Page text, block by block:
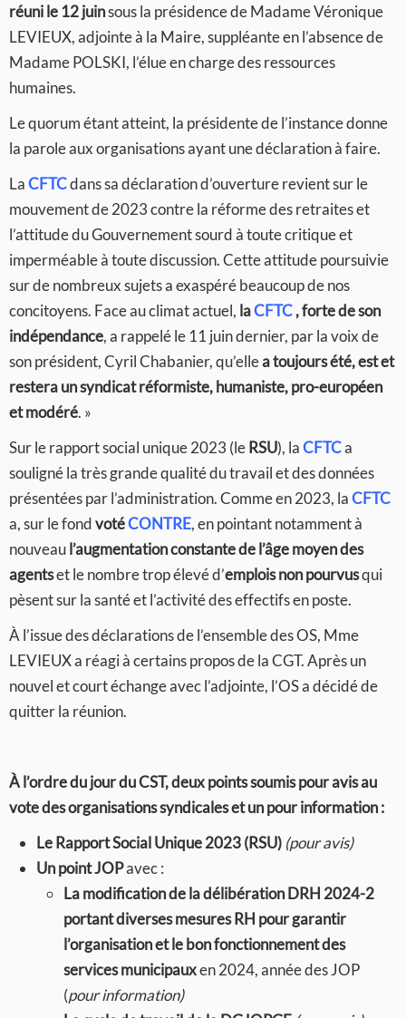
réuni le 12 juinsous la présidence de Madame Véronique
LEVIEUX, adjointe à la Maire, suppléante en l’absence de
Madame POLSKI, l’élue en charge des ressources
humaines.
Le quorum étant atteint, la présidente de l’instance donne
la parole aux organisations ayant une déclaration à faire.
LaCFTCdans sa déclaration d’ouverture revient sur le
mouvement de 2023 contre la réforme des retraites et
l’attitude du Gouvernement sourd à toute critique et
imperméable à toute discussion. Cette attitude poursuivie
sur de nombreux sujets a exaspéré beaucoup de nos
concitoyens. Face au climat actuel, laCFTC, forte de son
indépendance, a rappelé le 11 juin dernier, par la voix de
son président, Cyril Chabanier, qu’ellea toujours été, est et
restera un syndicat réformiste, humaniste, pro-européen
et modéré. »
Sur le rapport social unique 2023 (le RSU), laCFTCa
souligné la très grande qualité du travail et des données
présentées par l’administration. Comme en 2023, laCFTC
a, sur le fondvotéCONTRE, en pointant notamment à
nouveaul’augmentation constante de l’âge moyen des
agentset le nombre trop élevé d’emplois non pourvusqui
pèsent sur la santé et l’activité des effectifs en poste.
À l’issue des déclarations de l’ensemble des OS, Mme
LEVIEUX a réagi à certains propos de la CGT. Après un
nouvel et court échange avec l’adjointe, l’OS a décidé de
quitter la réunion.
À l’ordre du jour du CST, deux points soumis pour avis au
vote des organisations syndicales et un pour information :
Le Rapport Social Unique 2023 (RSU) (pour avis)
Un point JOPavec :
La modification de la délibération DRH 2024-2
portant diverses mesures RH pour garantir
l’organisation et le bon fonctionnement des
services municipauxen 2024, année des JOP
(pourinformation)